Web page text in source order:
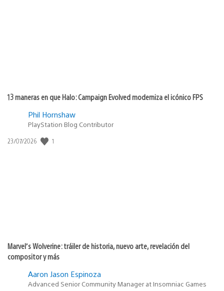
13 maneras en que Halo: Campaign Evolved moderniza el icónico FPS
Phil Hornshaw
PlayStation Blog Contributor
Fecha
23/07/2026 1
Marvel’s Wolverine: tráiler de historia, nuevo arte, revelación del
compositor y más
Aaron Jason Espinoza
Advanced Senior Community Manager at Insomniac Games